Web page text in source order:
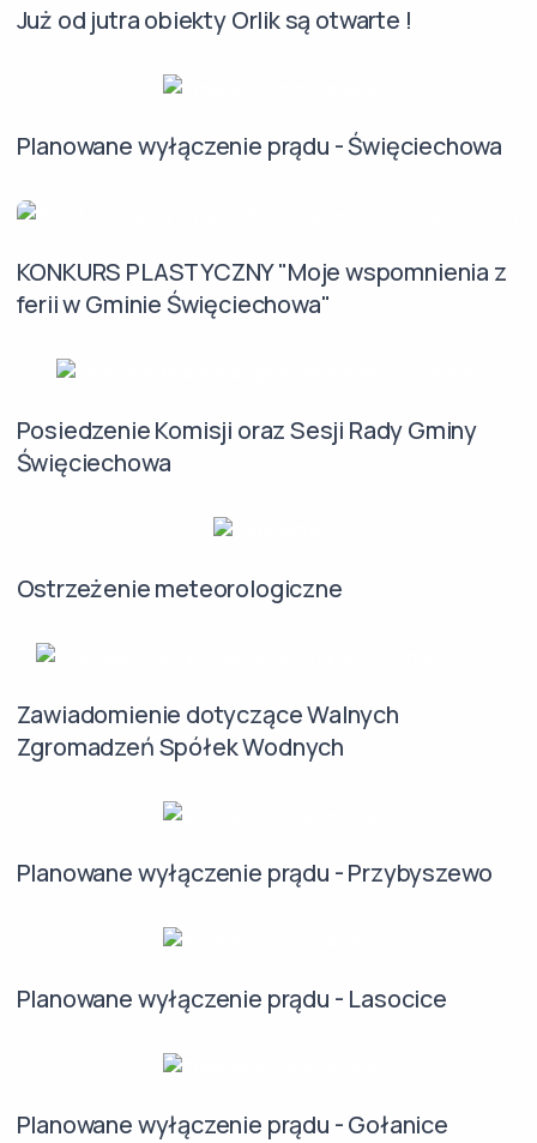
Już od jutra obiekty Orlik są otwarte !
Planowane wyłączenie prądu - Święciechowa
KONKURS PLASTYCZNY "Moje wspomnienia z
ferii w Gminie Święciechowa"
Posiedzenie Komisji oraz Sesji Rady Gminy
Święciechowa
Ostrzeżenie meteorologiczne
Zawiadomienie dotyczące Walnych
Zgromadzeń Spółek Wodnych
Planowane wyłączenie prądu - Przybyszewo
Planowane wyłączenie prądu - Lasocice
Planowane wyłączenie prądu - Gołanice